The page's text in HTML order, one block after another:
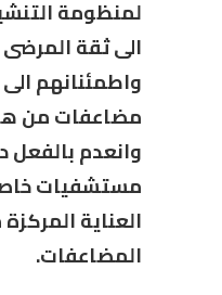
لمنظومة
الى ثقة
واطمئنانهم
مضاعفات من
وانعدم
مستشفيات
العناية
المضاعفات.